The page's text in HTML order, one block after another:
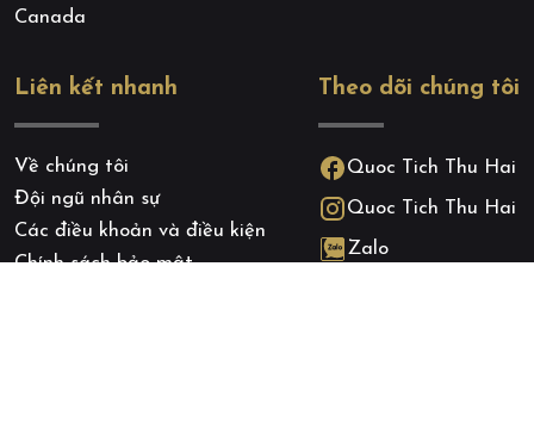
Canada
Liên kết nhanh
Về chúng tôi
Đội ngũ nhân sự
Các điều khoản và điều kiện
Chính sách bảo mật
Theo dõi chúng tôi
Quoc Tich Thu Hai
Quoc Tich Thu Hai
Zalo